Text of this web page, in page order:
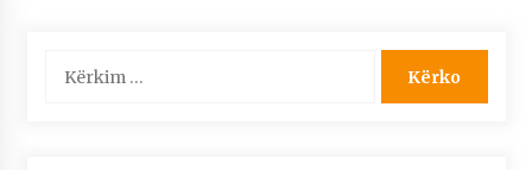
Faksimilet e një 83 vjetori lufte: Çfarë shkruan
për: